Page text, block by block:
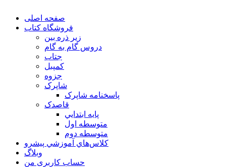
صفحه اصلی
فروشگاه کتاب
زیر ذره بین
دروس گام به گام
جتاب
کمپبل
جزوه
شاپرک
پاسخنامه شاپرک
قاصدک
پايه ابتدايي
متوسطه اول
متوسطه دوم
كلاس‌هاي آموزشي پيشرو
وبلاگ
حساب کاربری من